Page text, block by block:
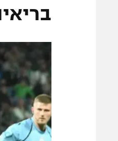
תקנון משתתפים
תקנון עבור פעילות ספורט
גיימינג E-Sports
תנאי שימוש
מדיניות פרטיות